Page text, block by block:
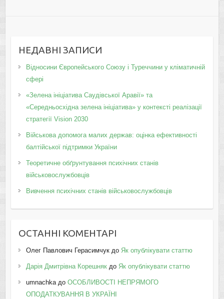
НЕДАВНІ ЗАПИСИ
Відносини Європейського Союзу і Туреччини у кліматичній
сфері
«Зелена ініціатива Саудівської Аравії» та
«Середньосхідна зелена ініціатива» у контексті реалізації
стратегії Vision 2030
Військова допомога малих держав: оцінка ефективності
балтійської підтримки України
Теоретичне обґрунтування психічних станів
військовослужбовців
Вивчення психічних станів військовослужбовців
ОСТАННІ КОМЕНТАРІ
Олег Павлович Герасимчукдо Як опублікувати статтю
Дарія Дмитрівна Корешнякдо Як опублікувати статтю
umnachkaдо ОСОБЛИВОСТІ НЕПРЯМОГО
ОПОДАТКУВАННЯ В УКРАЇНІ